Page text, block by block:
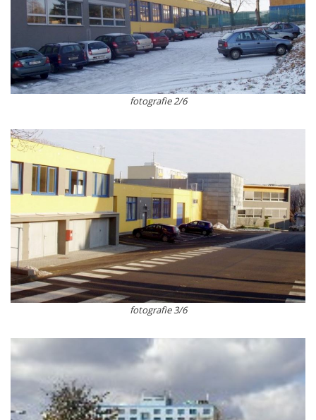
fotografie 2/6
fotografie 3/6